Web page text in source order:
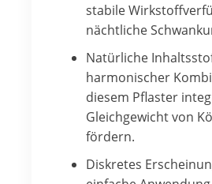
stabile
nächtliche
Natürliche
harmonischer
diesem Pflaster
Gleichgewicht von
fördern.
Diskretes